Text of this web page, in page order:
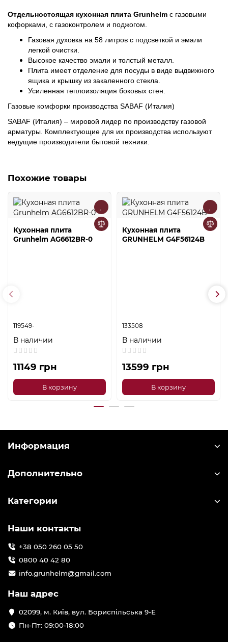
Отдельностоящая кухонная плита Grunhelm с газовыми
кофорками, с газоконтролем и поджогом.
Газовая духовка на 58 литров с подсветкой и эмали
легкой очистки.
Высокое качество эмали и толстый металл.
Плита имеет отделение для посуды в виде выдвижного
ящика и крышку из закаленного стекла.
Усиленная теплоизоляция боковых стен.
Газовые комфорки производства SABAF (Италия)
SABAF (Италия) – мировой лидер по производству газовой
арматуры. Комплектующие для их производства используют
ведущие производители бытовой техники.
Похожие товары
Кухонная плита
Grunhelm AG6612BR-0
119549-
В наличии
11149 грн
В корзину
Кухонная плита
GRUNHELM G4F56124B
133508
В наличии
13599 грн
В корзину
Информация
Дополнительно
Категории
Наши контакты
+38 050 260 05 50
0800 40 42 80
info.grunhelm@gmail.com
Наш адрес
02099, м. Київ, вул. Бориспільська 9-Е
Пн-Пт: 09:00-18:00